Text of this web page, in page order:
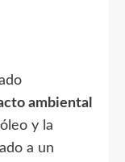
ambiental
y la
a un